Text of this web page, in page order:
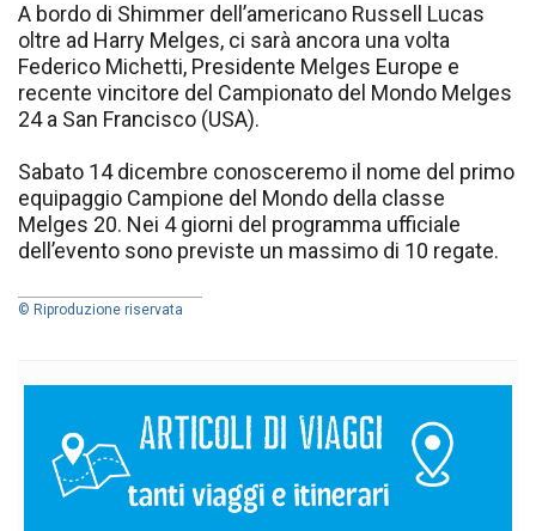
A bordo di Shimmer dell’americano Russell Lucas
oltre ad Harry Melges, ci sarà ancora una volta
Federico Michetti, Presidente Melges Europe e
recente vincitore del Campionato del Mondo Melges
24 a San Francisco (USA).
Sabato 14 dicembre conosceremo il nome del primo
equipaggio Campione del Mondo della classe
Melges 20. Nei 4 giorni del programma ufficiale
dell’evento sono previste un massimo di 10 regate.
© Riproduzione riservata